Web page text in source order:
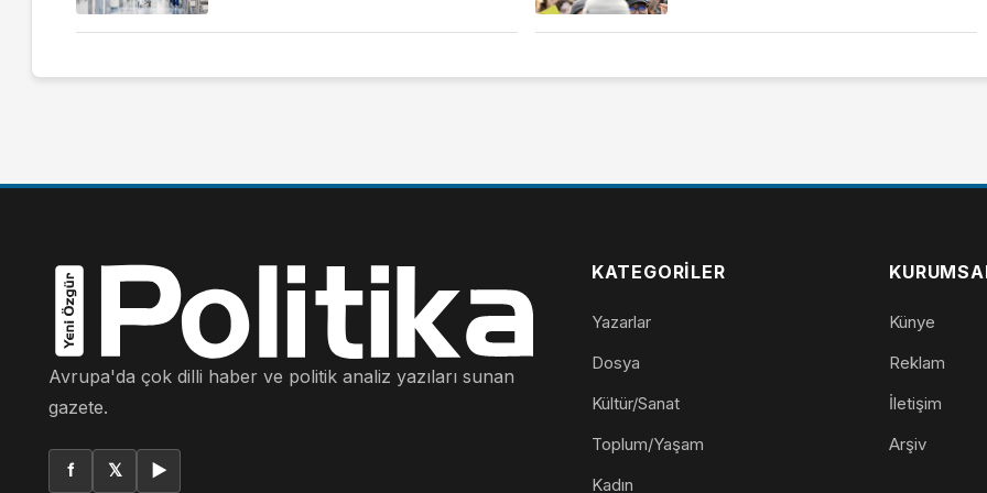
Avrupa'da çok dilli haber ve politik analiz yazıları sunan
gazete.
f 𝕏 ▶
KATEGORILER
Yazarlar
Dosya
Kültür/Sanat
Toplum/Yaşam
Kadın
Künye
Reklam
İletişim
Arşiv